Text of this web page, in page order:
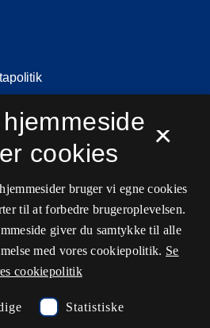
×
cookies
bruger vi egne cookies
til at forbedre brugeroplevelsen.
giver du samtykke til alle
med vores cookiepolitik. Se
cookiepolitik
Statistiske